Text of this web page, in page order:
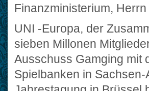
Finanzministerium,
UNI -Europa, der
sieben Millonen
Ausschuss Gamging mit
Spielbanken in